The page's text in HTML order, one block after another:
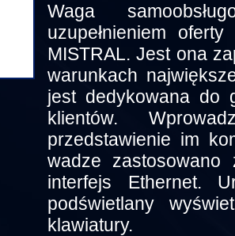
Waga
uzupełnieniem
MISTRAL. Jest ona
warunkach
jest dedykowana do
klientów.
przedstawienie im
wadze zastosowano
interfejs Ethernet.
podświetlany
klawiatury.